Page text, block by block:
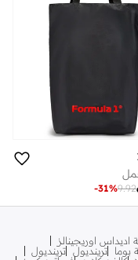
9.92
-31%
اديداس اوريجينالز
بوما ترينديول ترينديول